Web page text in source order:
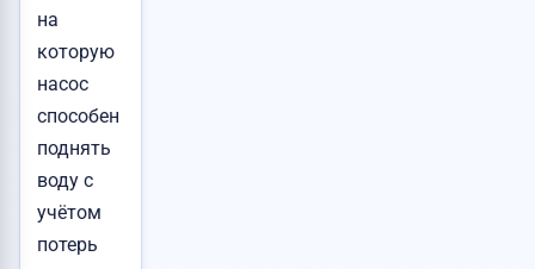
на
которую
насос
способен
поднять
воду с
учётом
потерь